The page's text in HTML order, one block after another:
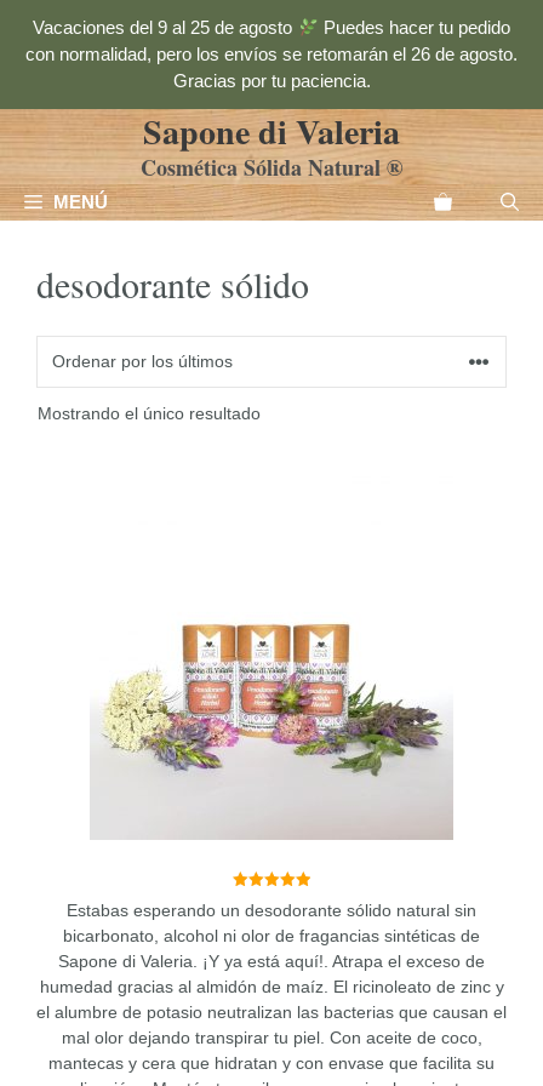
contenido
Vacaciones del 9 al 25 de agosto
Puedes hacer tu pedido
con normalidad, pero los envíos se retomarán el 26 de agosto.
Gracias por tu paciencia.
Sapone di Valeria
Cosmética Sólida Natural ®
MENÚ
desodorante sólido
Mostrando el único resultado
de 5
Estabas esperando un desodorante sólido natural sin
bicarbonato, alcohol ni olor de fragancias sintéticas de
Sapone di Valeria. ¡Y ya está aquí!. Atrapa el exceso de
humedad gracias al almidón de maíz. El ricinoleato de zinc y
el alumbre de potasio neutralizan las bacterias que causan el
mal olor dejando transpirar tu piel. Con aceite de coco,
mantecas y cera que hidratan y con envase que facilita su